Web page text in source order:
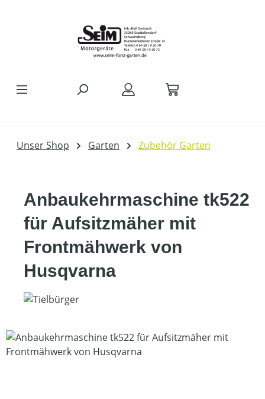
Unser Shop Garten Zubehör Garten
Anbaukehrmaschine tk522
für Aufsitzmäher mit
Frontmähwerk von
Husqvarna
Bildergalerie überspringen